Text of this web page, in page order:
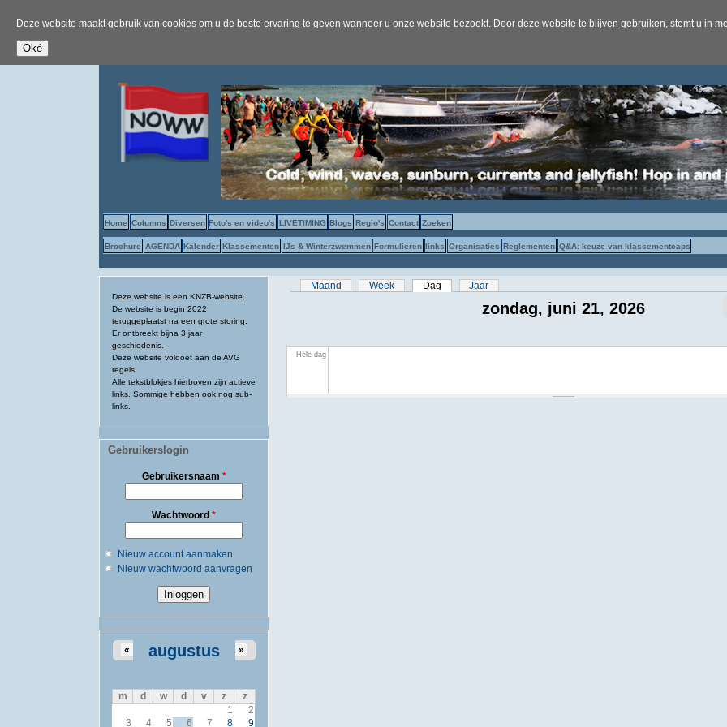
Deze website maakt gebruik van cookies om u de beste ervaring te geven wanneer u onze website bezoekt. Door deze website te blijven gebruiken, stemt u in
Home Columns Diversen Foto's en video's LIVETIMING Blogs Regio's Contact Zoeken
Brochure AGENDA Kalender Klassementen IJs & Winterzwemmen Formulieren links Organisaties Reglementen Q&A: keuze van klassementcaps
Deze website is een KNZB-website.
De website is begin 2022
teruggeplaatst na een grote storing.
Er ontbreekt bijna 3 jaar
geschiedenis.
Deze website voldoet aan de AVG
regels.
Alle tekstblokjes hierboven zijn actieve
links. Sommige hebben ook nog sub-
links.
Gebruikerslogin
Gebruikersnaam *
Wachtwoord *
Nieuw account aanmaken
Nieuw wachtwoord aanvragen
augustus
« »
m d w d v z
z
1
2
3
4 5 6 7 8
9
Primaire tabs
Maand Week Dag (actieve tabblad)
Jaar
zondag, juni 21, 2026
Hele dag